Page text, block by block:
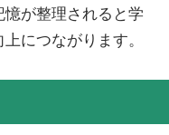
が整理されると学
につながります。